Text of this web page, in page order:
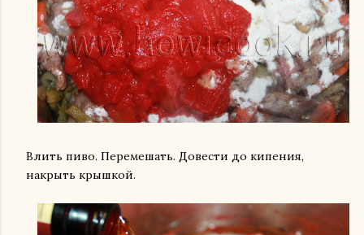
Влить пиво. Перемешать. Довести до кипения,
накрыть крышкой.